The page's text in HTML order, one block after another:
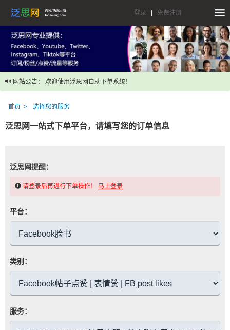
登录 免费注册
网站公告： 欢迎使用泛思网自助下单系统！
首页 选择您的服务
泛思网一站式下单平台，请填写您的订单信息
泛思网提醒：
请登录后再进行下单操作！ 马上登录
平台：
类别：
服务：